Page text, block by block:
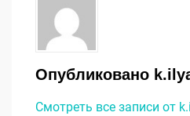
Опубликовано
Смотреть все записи от